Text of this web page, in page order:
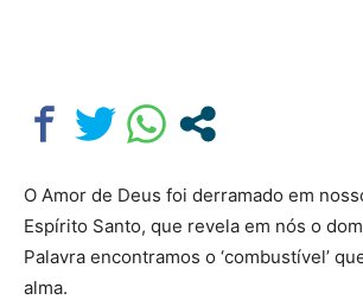
O Amor de Deus foi derramado em
Espírito Santo, que revela em nós o
Palavra encontramos o ‘combustível’
alma.